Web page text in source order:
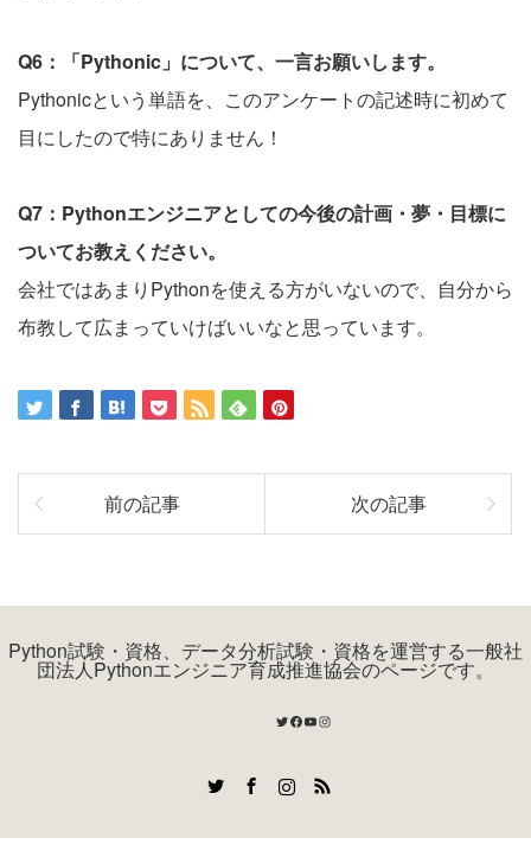
Q6：「Pythonic」について、一言お願いします。
Pythonicという単語を、このアンケートの記述時に初めて
目にしたので特にありません！
Q7：Pythonエンジニアとしての今後の計画・夢・目標に
ついてお教えください。
会社ではあまりPythonを使える方がいないので、自分から
布教して広まっていけばいいなと思っています。
前の記事 次の記事
Python試験・資格、データ分析試験・資格を運営する一般社
団法人Pythonエンジニア育成推進協会のページです。
Twitter
Facebook
YouTube
Instagram
RSS